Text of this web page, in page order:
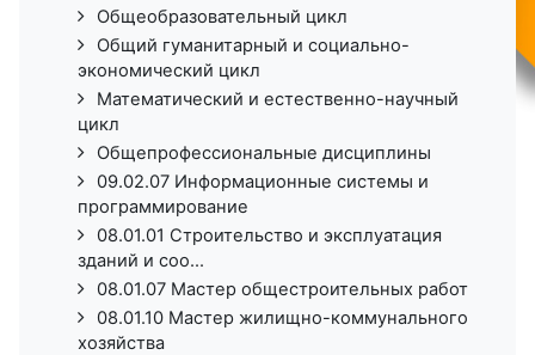
Общеобразовательный цикл
Общий гуманитарный и социально-
экономический цикл
Математический и естественно-научный
цикл
Общепрофессиональные дисциплины
09.02.07 Информационные системы и
программирование
08.01.01 Строительство и эксплуатация
зданий и соо...
08.01.07 Мастер общестроительных работ
08.01.10 Мастер жилищно-коммунального
хозяйства